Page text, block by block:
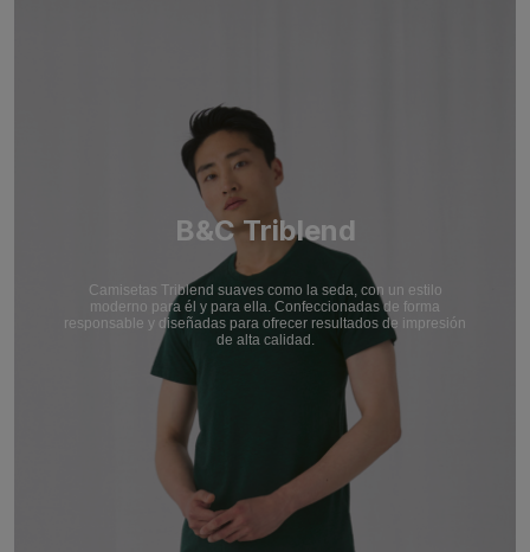
B&C Triblend
Camisetas Triblend suaves como la seda, con un estilo
moderno para él y para ella. Confeccionadas de forma
responsable y diseñadas para ofrecer resultados de impresión
de alta calidad.